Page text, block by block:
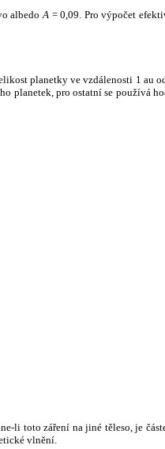
albedo A = 0,09. Pro výpočet
planetky ve vzdálenosti 1 au
planetek, pro ostatní se používá
li toto záření na jiné těleso, je
vlnění.